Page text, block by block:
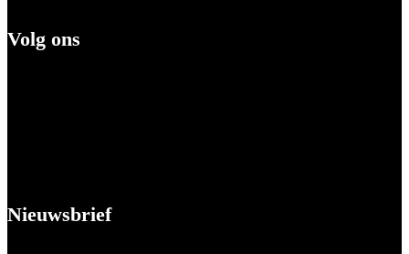
Volg ons
Nieuwsbrief